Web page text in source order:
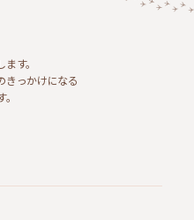
す。
きっかけになる